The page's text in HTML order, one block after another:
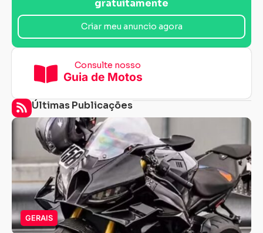
gratuitamente
Criar meu anuncio agora
Consulte nosso
Guia de Motos
Últimas Publicações
GERAIS